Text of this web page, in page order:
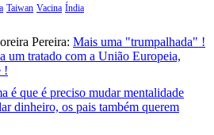
Taiwan Vacina Índia
Pereira: Mais uma "trumpalhada" !
um tratado com a União Europeia,
!
é que é preciso mudar mentalidade
dinheiro, os pais também querem